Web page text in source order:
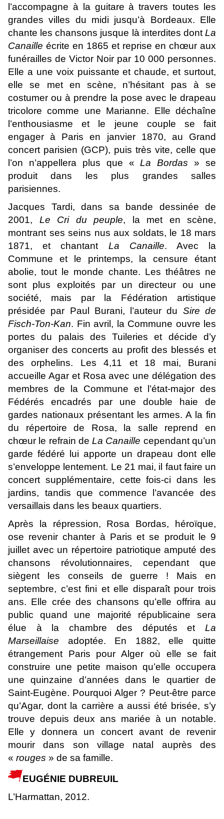
l’accompagne à la guitare à travers toutes les
grandes villes du midi jusqu’à Bordeaux. Elle
chante les chansons jusque là interdites dontLa
Canaille écrite en 1865 et reprise en chœur aux
funérailles de Victor Noir par 10 000 personnes.
Elle a une voix puissante et chaude, et surtout,
elle se met en scène, n’hésitant pas à se
costumer ou à prendre la pose avec le drapeau
tricolore comme une Marianne. Elle déchaîne
l’enthousiasme et le jeune couple se fait
engager à Paris en janvier 1870, au Grand
concert parisien (GCP), puis très vite, celle que
l’on n’appellera plus que «La Bordas » se
produit dans les plus grandes salles
parisiennes.
Jacques Tardi, dans sa bande dessinée de
2001, Le Cri du peuple, la met en scène,
montrant ses seins nus aux soldats, le 18 mars
1871, et chantant La Canaille. Avec la
Commune et le printemps, la censure étant
abolie, tout le monde chante. Les théâtres ne
sont plus exploités par un directeur ou une
société, mais par la Fédération artistique
présidée par Paul Burani, l’auteur du Sire de
Fisch-Ton-Kan. Fin avril, la Commune ouvre les
portes du palais des Tuileries et décide d’y
organiser des concerts au profit des blessés et
des orphelins. Les 4,11 et 18 mai, Burani
accueille Agar et Rosa avec une délégation des
membres de la Commune et l’état-major des
Fédérés encadrés par une double haie de
gardes nationaux présentant les armes. A la fin
du répertoire de Rosa, la salle reprend en
chœur le refrain deLa Canaille cependant qu’un
garde fédéré lui apporte un drapeau dont elle
s’enveloppe lentement. Le 21 mai, il faut faire un
concert supplémentaire, cette fois-ci dans les
jardins, tandis que commence l’avancée des
versaillais dans les beaux quartiers.
Après la répression, Rosa Bordas, héroïque,
ose revenir chanter à Paris et se produit le 9
juillet avec un répertoire patriotique amputé des
chansons révolutionnaires, cependant que
siègent les conseils de guerre ! Mais en
septembre, c’est fini et elle disparaît pour trois
ans. Elle crée des chansons qu’elle offrira au
public quand une majorité républicaine sera
élue à la chambre des députés et La
Marseillaise adoptée. En 1882, elle quitte
étrangement Paris pour Alger où elle se fait
construire une petite maison qu’elle occupera
une quinzaine d’années dans le quartier de
Saint-Eugène. Pourquoi Alger ? Peut-être parce
qu’Agar, dont la carrière a aussi été brisée, s’y
trouve depuis deux ans mariée à un notable.
Elle y donnera un concert avant de revenir
mourir dans son village natal auprès des
« rouges » de sa famille.
EUGÉNIE DUBREUIL
L’Harmattan, 2012.